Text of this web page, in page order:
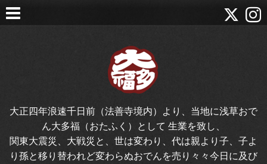
大正四年浪速千日前（法善寺境内）より、当地に浅草おで
ん大多福（おたふく）として 生業を致し、
関東大震災、大戦災と、世は変わり、代は親より子、子よ
り孫と移り替われど変わらぬおでんを売り々々今日に及び